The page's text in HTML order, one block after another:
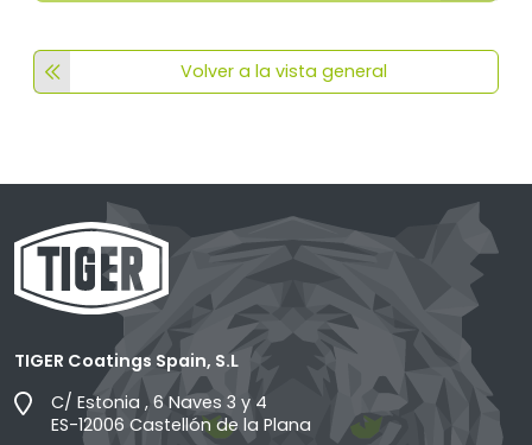
Volver a la vista general
TIGER Coatings Spain, S.L
C/ Estonia , 6 Naves 3 y 4
ES-12006 Castellón de la Plana